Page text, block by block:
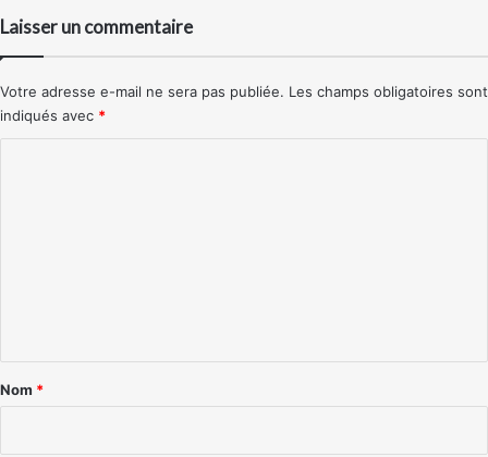
Laisser un commentaire
Votre adresse e-mail ne sera pas publiée. Les champs obligatoires sont
indiqués avec *
a
Nom *